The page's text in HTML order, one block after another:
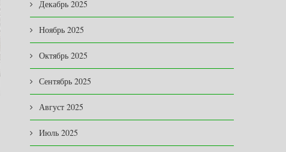
Декабрь 2025
Ноябрь 2025
Октябрь 2025
Сентябрь 2025
Август 2025
Июль 2025